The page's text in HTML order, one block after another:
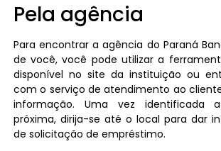
Pela agência
Para encontrar a agência do Paraná
de você, você pode utilizar a
disponível no site da instituição ou
com o serviço de atendimento ao
informação. Uma vez identificada
próxima, dirija-se até o local para dar
de solicitação de empréstimo.